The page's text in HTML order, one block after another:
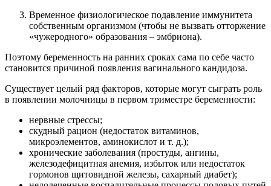
Временное физиологическое подавление иммунитета
собственным организмом (чтобы не вызвать отторжение
«чужеродного» образования – эмбриона).
Поэтому беременность на ранних сроках сама по себе часто
становится причиной появления вагинального кандидоза.
Существует целый ряд факторов, которые могут сыграть роль
в появлении молочницы в первом триместре беременности:
нервные стрессы;
скудный рацион (недостаток витаминов,
микроэлементов, аминокислот и т. д.);
хронические заболевания (простуды, ангины,
железодефицитная анемия, избыток или недостаток
гормонов щитовидной железы, сахарный диабет);